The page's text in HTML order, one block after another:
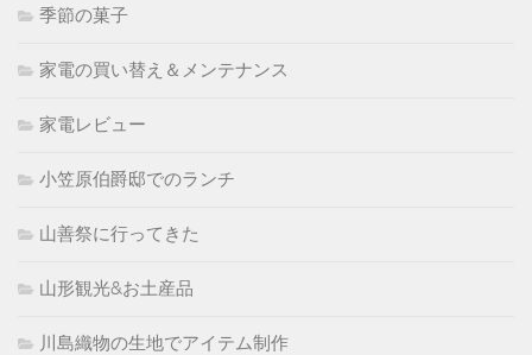
季節の菓子
家電の買い替え＆メンテナンス
家電レビュー
小笠原伯爵邸でのランチ
山善祭に行ってきた
山形観光&お土産品
川島織物の生地でアイテム制作